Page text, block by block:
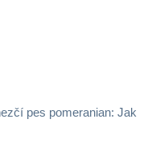
pes pomeranian: Jak